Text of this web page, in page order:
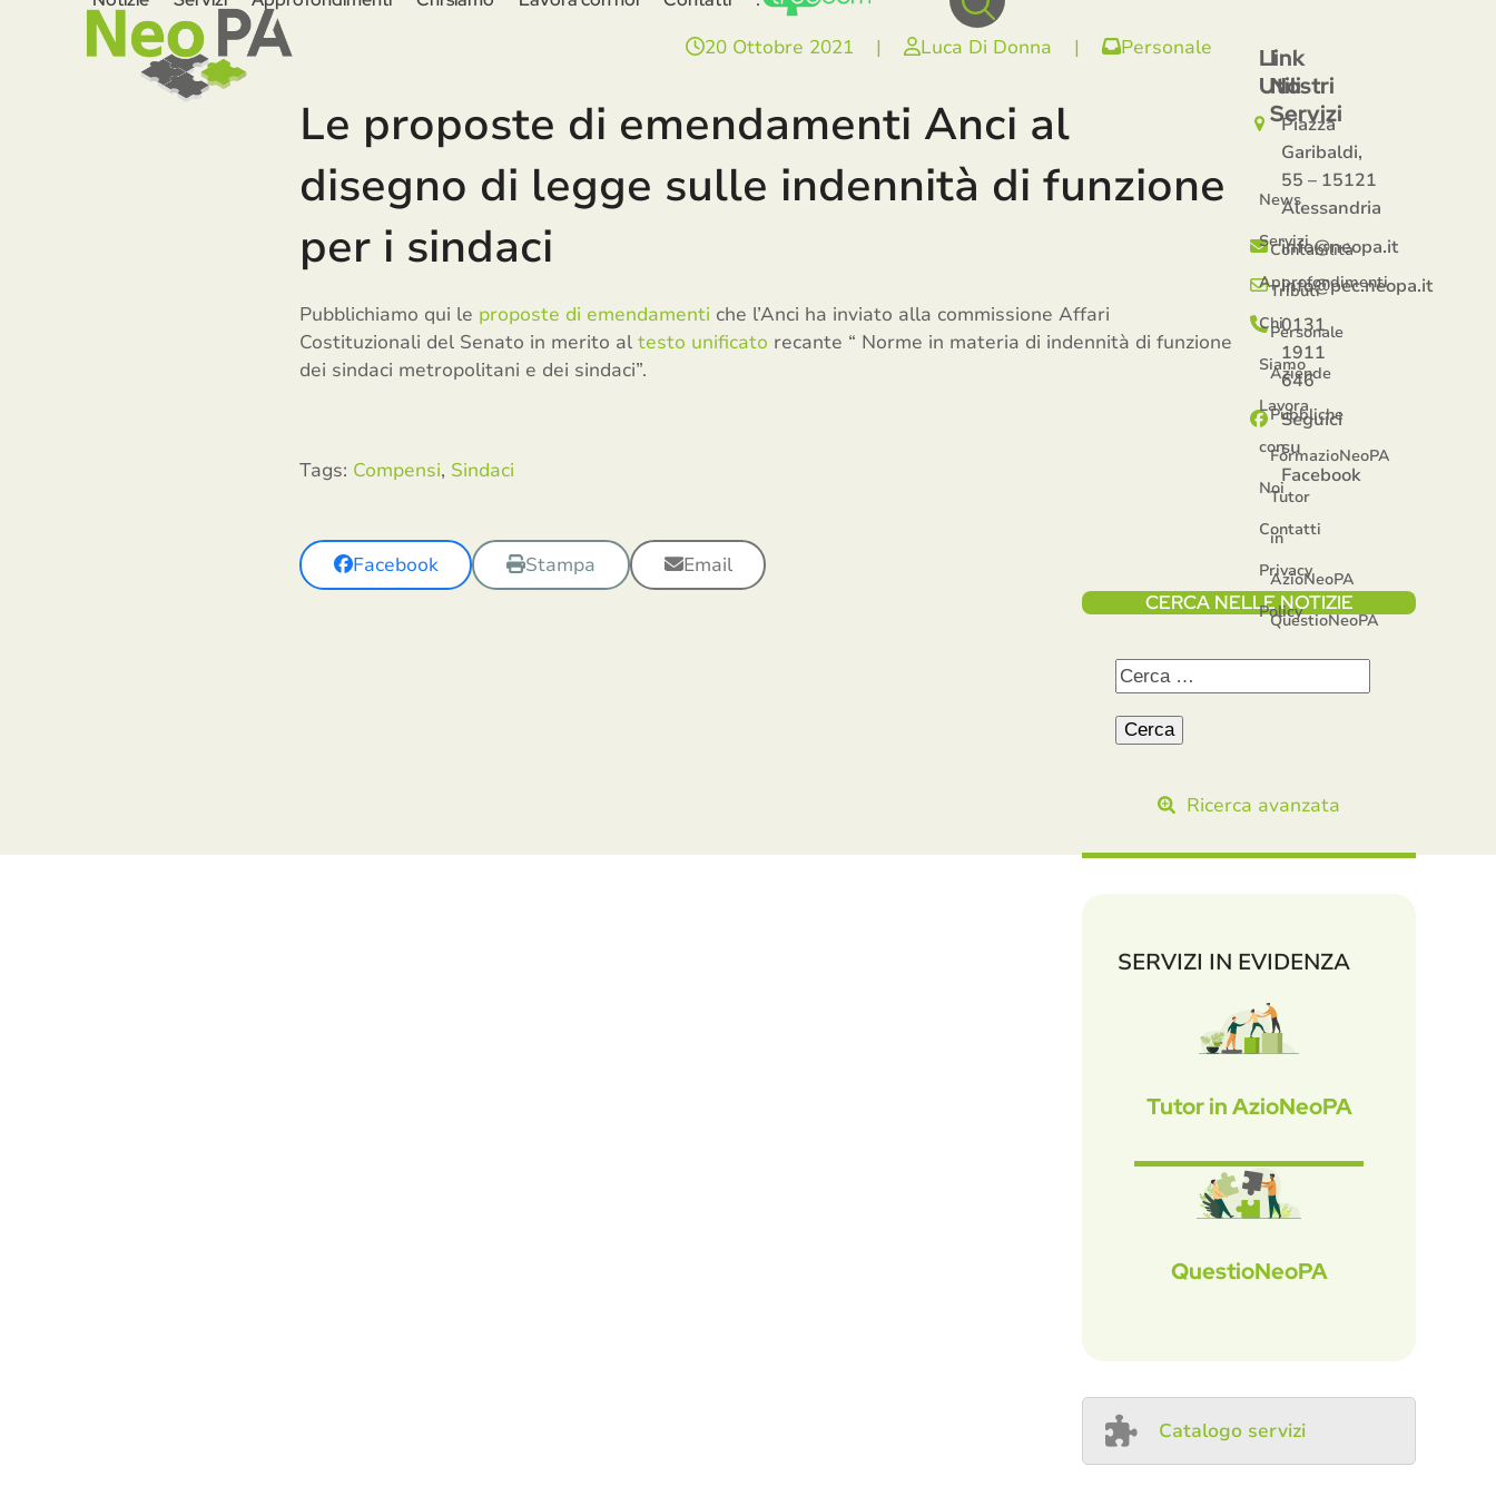
20 Ottobre 2021 | Luca Di Donna | Personale
Le proposte di emendamenti Anci al
disegno di legge sulle indennità di funzione
per i sindaci
Pubblichiamo qui le proposte di emendamenti che l’Anci ha inviato alla commissione Affari
Costituzionali del Senato in merito al testo unificato recante “ Norme in materia di indennità di funzione
dei sindaci metropolitani e dei sindaci”.
Tags: Compensi, Sindaci
Facebook Stampa Email
CERCA NELLE NOTIZIE
Ricerca avanzata
SERVIZI IN EVIDENZA
Tutor in AzioNeoPA
QuestioNeoPA
Catalogo servizi
Piazza
Garibaldi,
55 – 15121
Alessandria
info@neopa.it
info@pec.neopa.it
0131
1911
646
Seguici
su
Facebook
Link
Utili
News
Servizi
Approfondimenti
Chi
Siamo
Lavora
con
Noi
Contatti
Privacy
Policy
I
Nostri
Servizi
Contabilità
Tributi
Personale
Aziende
Pubbliche
FormazioNeoPA
Tutor
in
AzioNeoPA
QuestioNeoPA